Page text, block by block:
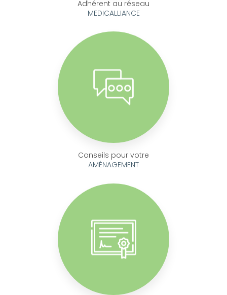
Adhérent au réseau
MEDICALLIANCE
Conseils pour votre
AMÉNAGEMENT